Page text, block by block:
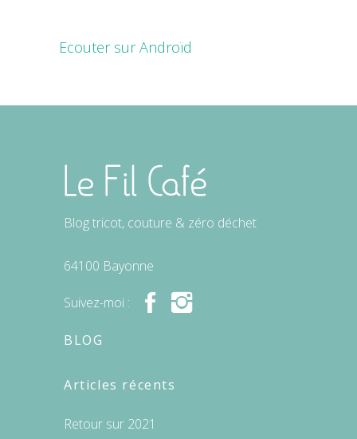
Ecouter sur Androïd
Blog tricot, couture & zéro déchet
64100 Bayonne
Suivez-moi :
BLOG
Articles récents
Retour sur 2021